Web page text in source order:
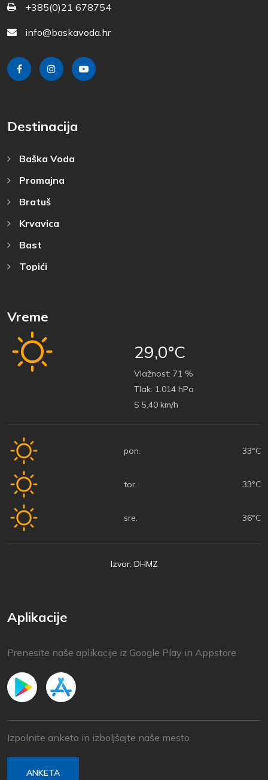
+385(0)21 678754
info@baskavoda.hr
Destinacija
Baška Voda
Promajna
Bratuš
Krvavica
Bast
Topići
Vreme
29,0°C
Vlažnost: 71 %
Tlak: 1.014 hPa
S 5,40 km/h
pon. 33°C
tor. 33°C
sre. 36°C
Izvor: DHMZ
Aplikacije
Prenesite naše aplikacije iz Google Play in Appstore
Izpolnite anketo in izboljšajte naše mesto
ANKETA